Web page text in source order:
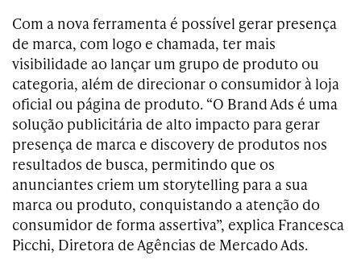
Com a nova ferramenta é possível gerar presença
de marca, com logo e chamada, ter mais
visibilidade ao lançar um grupo de produto ou
categoria, além de direcionar o consumidor à loja
oficial ou página de produto. “O Brand Ads é uma
solução publicitária de alto impacto para gerar
presença de marca e discovery de produtos nos
resultados de busca, permitindo que os
anunciantes criem um storytelling para a sua
marca ou produto, conquistando a atenção do
consumidor de forma assertiva”, explica Francesca
Picchi, Diretora de Agências de Mercado Ads.